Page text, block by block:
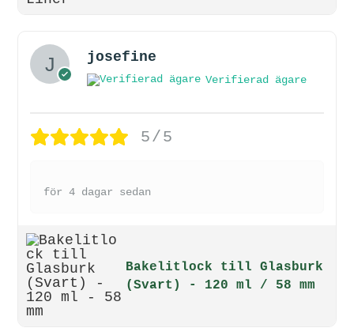
josefine
Verifierad ägare
5/5
för 4 dagar sedan
Bakelitlock till Glasburk
(Svart) - 120 ml / 58 mm